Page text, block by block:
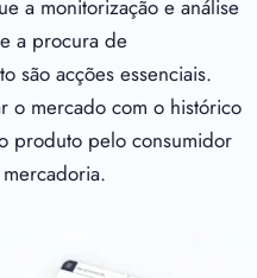
a monitorização e análise
a procura de
são acções essenciais.
o mercado com o histórico
produto pelo consumidor